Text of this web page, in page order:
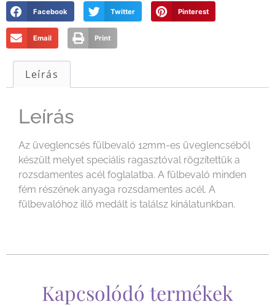
Facebook Twitter Pinterest
Email Print
Leírás
Leírás
Az üveglencsés fülbevaló 12mm-es üveglencséből
készült melyet speciális ragasztóval rögzítettük a
rozsdamentes acél foglalatba. A fülbevaló minden
fém részének anyaga rozsdamentes acél. A
fülbevalóhoz illő medált is találsz kínálatunkban.
Kapcsolódó termékek